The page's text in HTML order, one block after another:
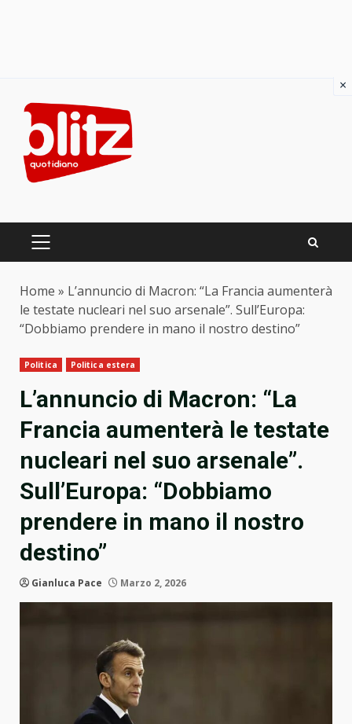
content
PRIMARY
Home » L’annuncio di Macron: “La Francia aumenterà
le testate nucleari nel suo arsenale”. Sull’Europa:
“Dobbiamo prendere in mano il nostro destino”
Politica Politica estera
L’annuncio di Macron: “La
Francia aumenterà le testate
nucleari nel suo arsenale”.
Sull’Europa: “Dobbiamo
prendere in mano il nostro
destino”
Gianluca Pace Marzo 2, 2026
×